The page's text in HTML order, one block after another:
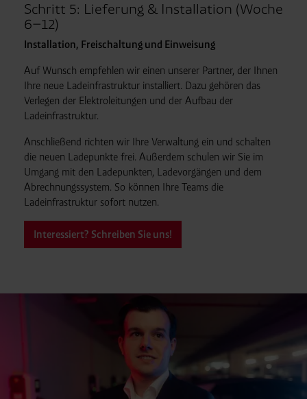
Schritt 5: Lieferung & Installation (Woche
6–12)
Installation, Freischaltung und Einweisung
Auf Wunsch empfehlen wir einen unserer Partner, der Ihnen
Ihre neue Ladeinfrastruktur installiert. Dazu gehören das
Verlegen der Elektroleitungen und der Aufbau der
Ladeinfrastruktur.
Anschließend richten wir Ihre Verwaltung ein und schalten
die neuen Ladepunkte frei. Außerdem schulen wir Sie im
Umgang mit den Ladepunkten, Ladevorgängen und dem
Abrechnungssystem. So können Ihre Teams die
Ladeinfrastruktur sofort nutzen.
Interessiert? Schreiben Sie uns!